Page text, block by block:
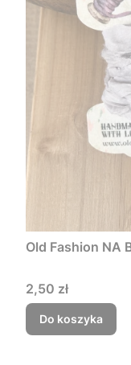
Old Fashion NA
Cena
2,50 zł
Do koszyka